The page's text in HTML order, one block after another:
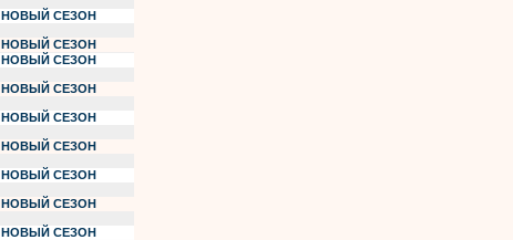
НОВЫЙ СЕЗОН
НОВЫЙ СЕЗОН
НОВЫЙ СЕЗОН
НОВЫЙ СЕЗОН
НОВЫЙ СЕЗОН
НОВЫЙ СЕЗОН
НОВЫЙ СЕЗОН
НОВЫЙ СЕЗОН
НОВЫЙ СЕЗОН